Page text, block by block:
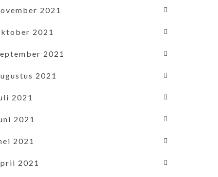
2021
2021
2021
2021
2021
2021
2021
2021